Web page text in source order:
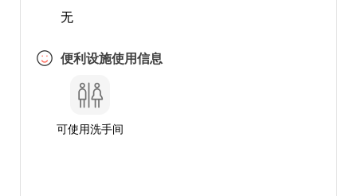
无
便利设施使用信息
可使用洗手间